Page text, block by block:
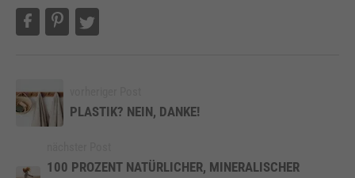
PLASTIK? NEIN, DANKE!
100 PROZENT NATÜRLICHER, MINERALISCHER